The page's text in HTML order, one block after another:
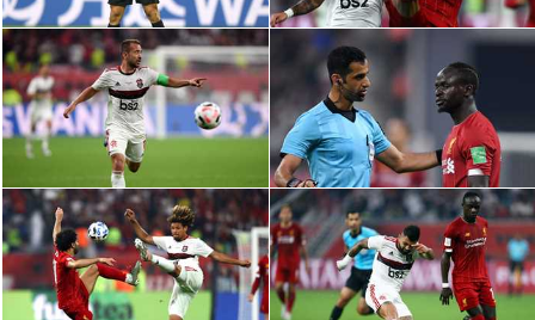
أقسام
الكرة المصرية
الدوري المصري
الكرة الأوروبية
الكرة الإفريقية
منتخب مصر
سعودي في الجول